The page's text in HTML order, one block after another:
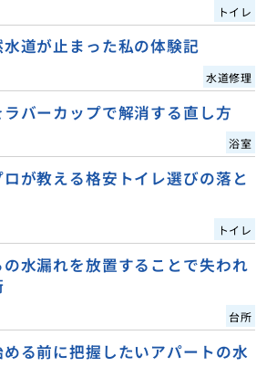
トイレ
道が止まった私の体験記
水道修理
バーカップで解消する直し方
浴室
が教える格安トイレ選びの落と
トイレ
水漏れを放置することで失われ
台所
る前に把握したいアパートの水